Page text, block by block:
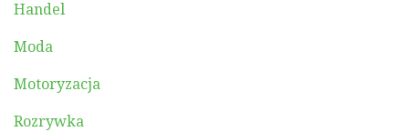
Handel
Moda
Motoryzacja
Rozrywka